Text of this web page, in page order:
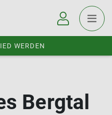
WERDEN
Bergtal